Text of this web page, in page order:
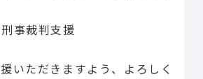
事裁判支援
いただきますよう、よろしく